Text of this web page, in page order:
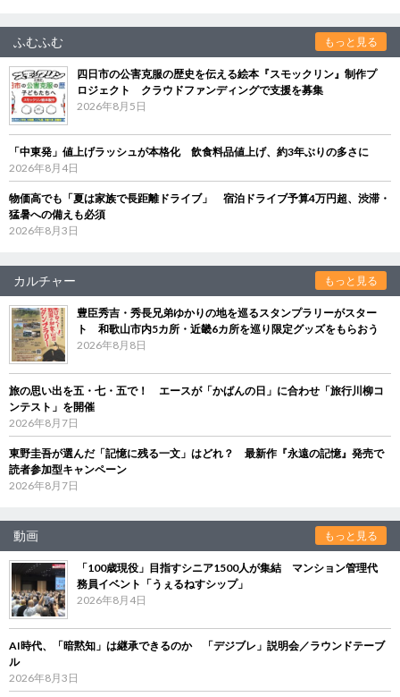
ふむふむ もっと見る
四日市の公害克服の歴史を伝える絵本『スモックリン』制作プ
ロジェクト クラウドファンディングで支援を募集
2026年8月5日
「中東発」値上げラッシュが本格化 飲食料品値上げ、約3年ぶりの多さに
2026年8月4日
物価高でも「夏は家族で長距離ドライブ」 宿泊ドライブ予算4万円超、渋滞・
猛暑への備えも必須
2026年8月3日
カルチャー もっと見る
豊臣秀吉・秀長兄弟ゆかりの地を巡るスタンプラリーがスター
ト 和歌山市内5カ所・近畿6カ所を巡り限定グッズをもらおう
2026年8月8日
旅の思い出を五・七・五で！ エースが「かばんの日」に合わせ「旅行川柳コ
ンテスト」を開催
2026年8月7日
東野圭吾が選んだ「記憶に残る一文」はどれ？ 最新作『永遠の記憶』発売で
読者参加型キャンペーン
2026年8月7日
動画 もっと見る
「100歳現役」目指すシニア1500人が集結 マンション管理代
務員イベント「うぇるねすシップ」
2026年8月4日
AI時代、「暗黙知」は継承できるのか 「デジブレ」説明会／ラウンドテーブ
ル
2026年8月3日